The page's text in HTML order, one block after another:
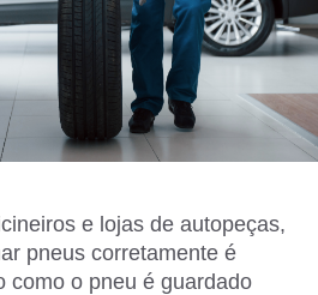
e lojas de autopeças,
pneus corretamente é
como o pneu é guardado